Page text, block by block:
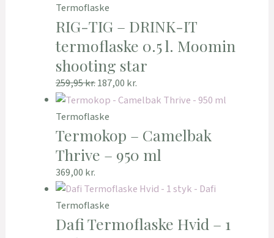
Termoflaske
RIG-TIG – DRINK-IT
termoflaske 0.5 l. Moomin
shooting star
259,95kr.187,00 kr.
Termoflaske
Termokop – Camelbak
Thrive – 950 ml
369,00 kr.
Termoflaske
Dafi Termoflaske Hvid – 1